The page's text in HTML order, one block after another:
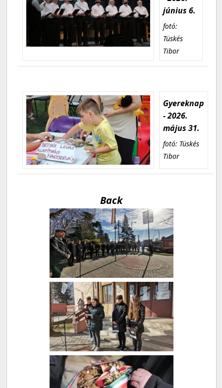
június 6.
fotó:
Tüskés
Tibor
Gyereknap
- 2026.
május 31.
fotó: Tüskés
Tibor
Back